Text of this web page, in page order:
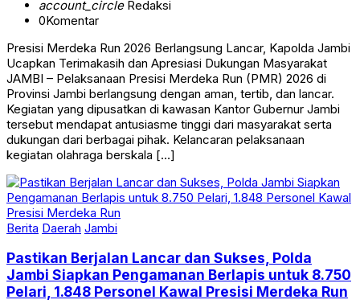
account_circleRedaksi
0Komentar
Presisi Merdeka Run 2026 Berlangsung Lancar, Kapolda Jambi
Ucapkan Terimakasih dan Apresiasi Dukungan Masyarakat
JAMBI – Pelaksanaan Presisi Merdeka Run (PMR) 2026 di
Provinsi Jambi berlangsung dengan aman, tertib, dan lancar.
Kegiatan yang dipusatkan di kawasan Kantor Gubernur Jambi
tersebut mendapat antusiasme tinggi dari masyarakat serta
dukungan dari berbagai pihak. Kelancaran pelaksanaan
kegiatan olahraga berskala […]
Berita Daerah Jambi
Pastikan Berjalan Lancar dan Sukses, Polda
Jambi Siapkan Pengamanan Berlapis untuk 8.750
Pelari, 1.848 Personel Kawal Presisi Merdeka Run